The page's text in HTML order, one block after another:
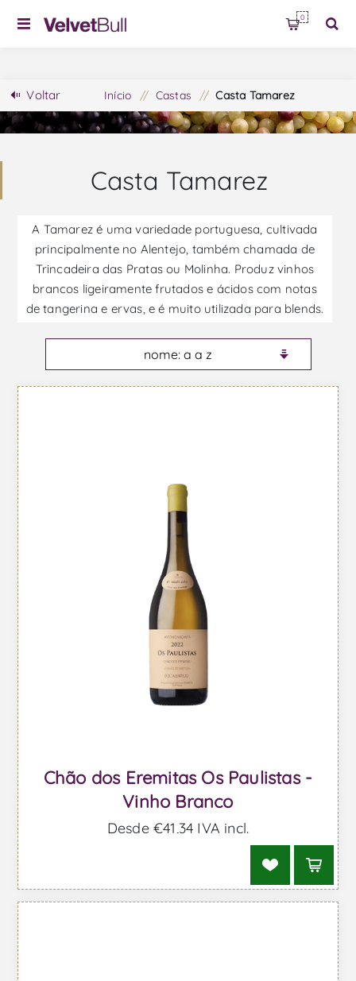
0
Voltar Início / Castas / Casta Tamarez
Casta Tamarez
A Tamarez é uma variedade portuguesa, cultivada
principalmente no Alentejo, também chamada de
Trincadeira das Pratas ou Molinha. Produz vinhos
brancos ligeiramente frutados e ácidos com notas
de tangerina e ervas, e é muito utilizada para blends.
Chão dos Eremitas Os Paulistas -
Vinho Branco
Desde €41,34 IVA incl.